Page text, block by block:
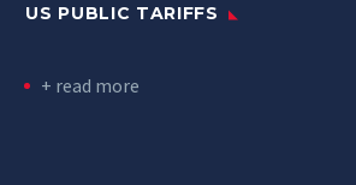
US PUBLIC TARIFFS
+ read more